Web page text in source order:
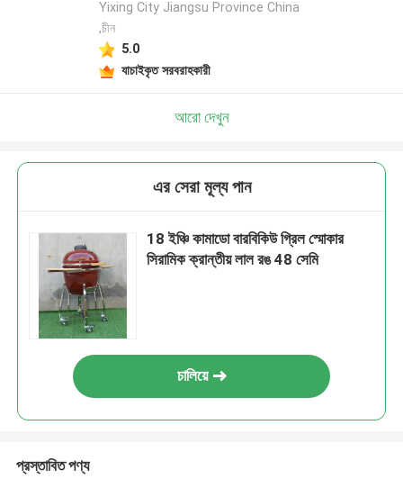
Yixing City Jiangsu Province China
,চীন
5.0
যাচাইকৃত সরবরাহকারী
আরো দেখুন
এর সেরা মূল্য পান
18 ইঞ্চি কামাডো বারবিকিউ গ্রিল স্মোকার
সিরামিক ক্রান্তীয় লাল রঙ 48 সেমি
চালিয়ে
প্রস্তাবিত পণ্য